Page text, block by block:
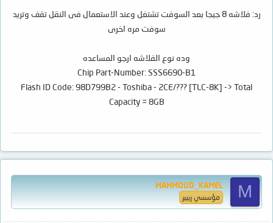
رد: فلاشه 8 جيجا بعد السوفت تشتغل وعند الاستعمال فى النقل تقف وتريد
سوفت مره اخرى
وده نوع الفلاشه ارجو المساعده
Chip Part-Number: SSS6690-B1
Flash ID Code: 98D799B2 - Toshiba - 2CE/??? [TLC-8K] -> Total
Capacity = 8GB
M
MAHMOUD_KAMEL
مؤسسي ريبير